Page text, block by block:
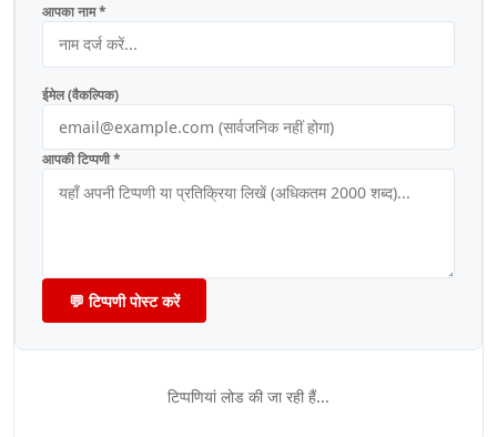
आपका नाम *
ईमेल (वैकल्पिक)
आपकी टिप्पणी *
💬 टिप्पणी पोस्ट करें
टिप्पणियां लोड की जा रही हैं...